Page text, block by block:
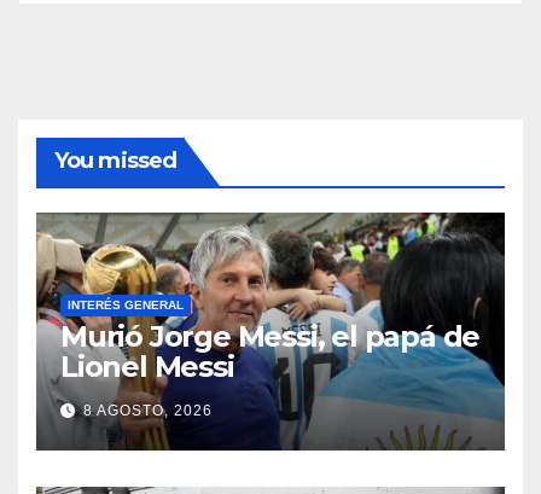
You missed
INTERÉS GENERAL
Murió Jorge Messi, el papá de
Lionel Messi
8 AGOSTO, 2026